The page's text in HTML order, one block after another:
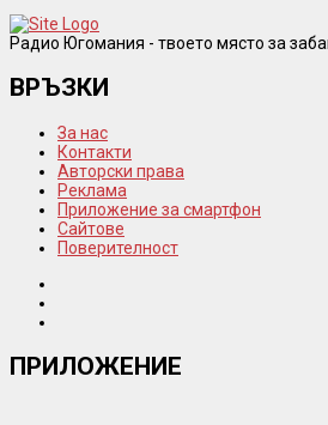
Радио Югомания - твоето място за
ВРЪЗКИ
За нас
Контакти
Авторски права
Реклама
Приложение за смартфон
Сайтове
Поверителност
ПРИЛОЖЕНИЕ